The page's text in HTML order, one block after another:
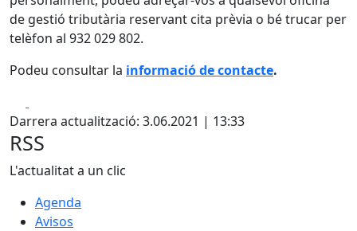
de gestió tributària reservant cita prèvia o bé trucar per
telèfon al 932 029 802.
Podeu consultar la informació de contacte.
Darrera actualització: 3.06.2021 | 13:33
RSS
L'actualitat a un clic
Agenda
Avisos